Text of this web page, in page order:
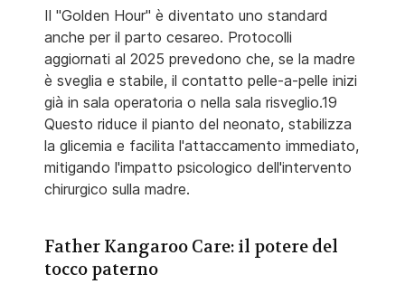
Il "Golden Hour" è diventato uno standard
anche per il parto cesareo. Protocolli
aggiornati al 2025 prevedono che, se la madre
è sveglia e stabile, il contatto pelle-a-pelle inizi
già in sala operatoria o nella sala risveglio.19
Questo riduce il pianto del neonato, stabilizza
la glicemia e facilita l'attaccamento immediato,
mitigando l'impatto psicologico dell'intervento
chirurgico sulla madre.
Father Kangaroo Care: il potere del
tocco paterno